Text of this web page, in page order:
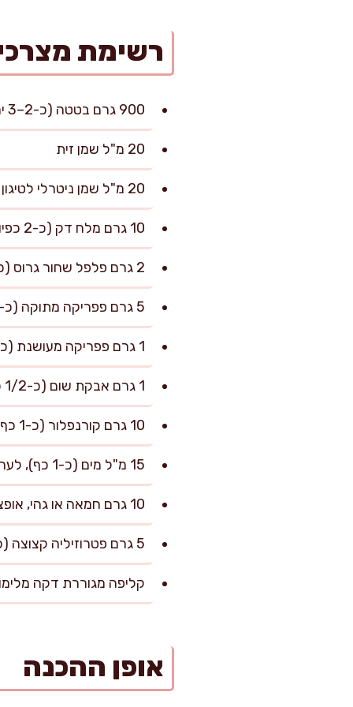
רשימת
900 גרם בטטה (כ-2–3 יחידות בינוניות)
20 מ"ל שמן זית
20 מ"ל שמן ניטרלי לטיגון עדין (קנולה/חמניות)
10 גרם מלח דק (כ-2 כפיות שטוחות), ועוד לפי הטעם בסוף
2 גרם פלפל שחור גרוס (כ-1 כפית)
5 גרם פפריקה מתוקה (כ-2 כפיות)
1 גרם פפריקה מעושנת (כ-1/2 כפית), אופציונלי
1 גרם אבקת שום (כ-1/2 כפית), אופציונלי
10 גרם קורנפלור (כ-1 כף), לפריכות מוגברת
15 מ"ל מים (כ-1 כף), לערבוב הקורנפלור אם צריך
10 גרם חמאה או גהי, אופציונלי לסיום (לגרסה פרווה לוותר)
5 גרם פטרוזיליה קצוצה (כ-2 כפות), להגשה
קליפה מגוררת דקה מלימון 1 (אופציונלי), להגשה
אופן ההכנה